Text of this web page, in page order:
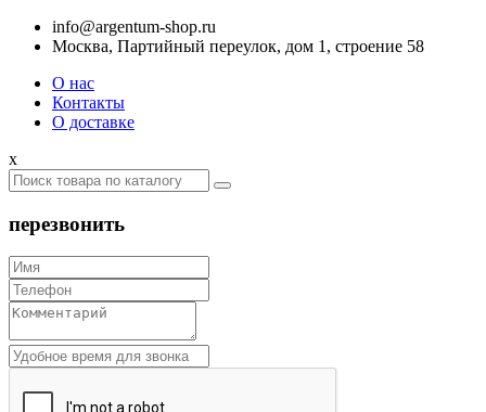
info@argentum-shop.ru
Москва, Партийный переулок, дом 1, строение 58
О нас
Контакты
О доставке
x
перезвонить